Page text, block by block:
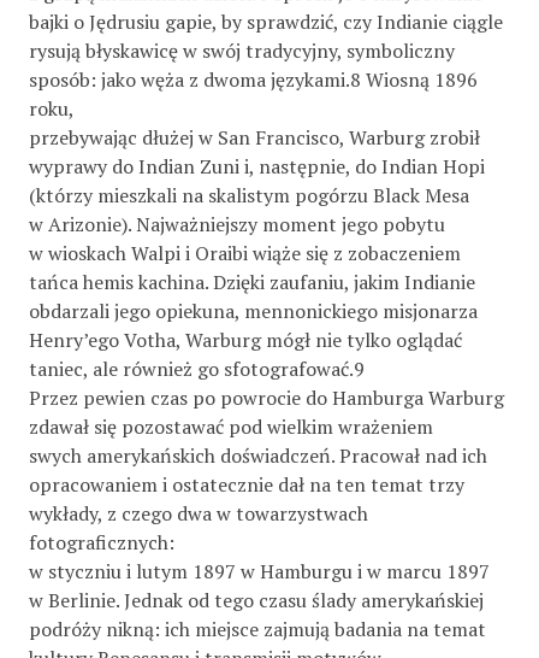
bajki o Jędrusiu gapie, by sprawdzić, czy Indianie ciągle
rysują błyskawicę w swój tradycyjny, symboliczny
sposób: jako węża z dwoma językami.8 Wiosną 1896
roku,
przebywając dłużej w San Francisco, Warburg zrobił
wyprawy do Indian Zuni i, następnie, do Indian Hopi
(którzy mieszkali na skalistym pogórzu Black Mesa
w Arizonie). Najważniejszy moment jego pobytu
w wioskach Walpi i Oraibi wiąże się z zobaczeniem
tańca hemis kachina. Dzięki zaufaniu, jakim Indianie
obdarzali jego opiekuna, mennonickiego misjonarza
Henry’ego Votha, Warburg mógł nie tylko oglądać
taniec, ale również go sfotografować.9
Przez pewien czas po powrocie do Hamburga Warburg
zdawał się pozostawać pod wielkim wrażeniem
swych amerykańskich doświadczeń. Pracował nad ich
opracowaniem i ostatecznie dał na ten temat trzy
wykłady, z czego dwa w towarzystwach
fotograficznych:
w styczniu i lutym 1897 w Hamburgu i w marcu 1897
w Berlinie. Jednak od tego czasu ślady amerykańskiej
podróży nikną: ich miejsce zajmują badania na temat